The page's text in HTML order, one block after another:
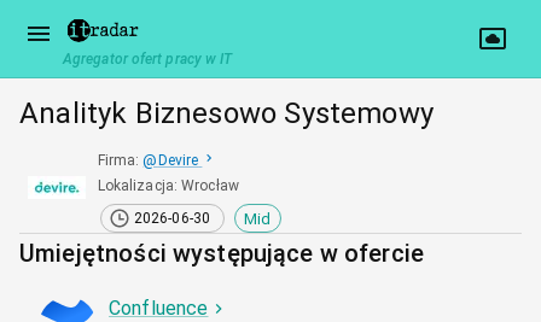
Agregator ofert pracy w IT
Analityk Biznesowo Systemowy
Firma: @ Devire
Lokalizacja:Wrocław
2026-06-30
Mid
Umiejętności występujące w ofercie
Confluence